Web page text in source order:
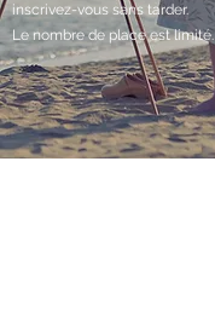
inscrivez-vous sans tarder.
Le nombre de place est limité.